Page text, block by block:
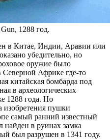
1288 год.
в Китае, Индии, Аравии или
убедительно, но
оружие было
Северной Африке где-то
китайская бомбарда под
в археологических
1288 года. Но
изобретения пушки
самый ранний известный
найден в руинах замка
был разрушен в 1341 году.